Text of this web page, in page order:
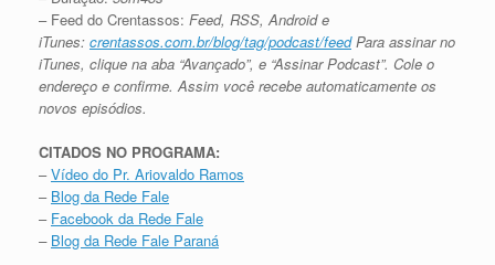
– Feed do Crentassos: Feed, RSS, Android e
iTunes: crentassos.com.br/blog/tag/podcast/feedPara assinar no
iTunes, clique na aba “Avançado”, e “Assinar Podcast”. Cole o
endereço e confirme. Assim você recebe automaticamente os
novos episódios.
CITADOS NO PROGRAMA:
–Vídeo do Pr. Ariovaldo Ramos
– Blog da Rede Fale
– Facebook da Rede Fale
– Blog da Rede Fale Paraná